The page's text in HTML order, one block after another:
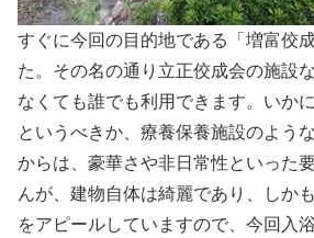
すぐに今回の目的地である「増富佼
た。その名の通り立正佼成会の施設
なくても誰でも利用できます。いか
というべきか、療養保養施設のよう
からは、豪華さや非日常性といった
んが、建物自体は綺麗であり、しか
をアピールしていますので、今回入